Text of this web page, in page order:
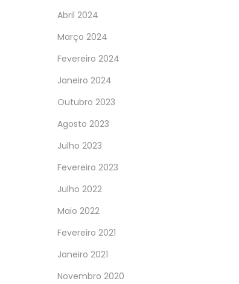
Abril 2024
Março 2024
Fevereiro 2024
Janeiro 2024
Outubro 2023
Agosto 2023
Julho 2023
Fevereiro 2023
Julho 2022
Maio 2022
Fevereiro 2021
Janeiro 2021
Novembro 2020